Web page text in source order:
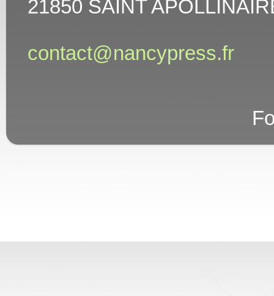
21850 SAINT
contact@nancypress.fr